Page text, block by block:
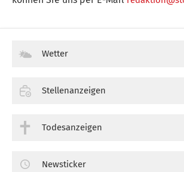
Wetter
Stellenanzeigen
Todesanzeigen
Newsticker